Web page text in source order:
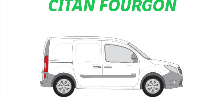
CITAN FOURGON